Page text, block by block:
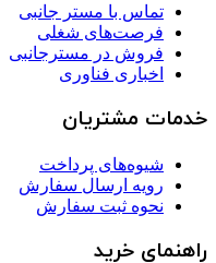
تماس با مستر جانبی
فرصت‌های شغلی
فروش در مسترجانبی
اخباری فناوری
خدمات مشتریان
شیوه‌های پرداخت
رویه ارسال سفارش
نحوه ثبت سفارش
راهنمای خرید